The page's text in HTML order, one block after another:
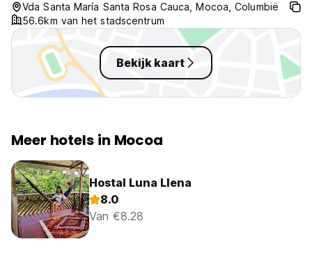
Vda Santa María Santa Rosa Cauca, Mocoa, Columbië
56.6km van het stadscentrum
Bekijk kaart
Meer hotels in Mocoa
Hostal Luna Llena
8.0
Van €8.28